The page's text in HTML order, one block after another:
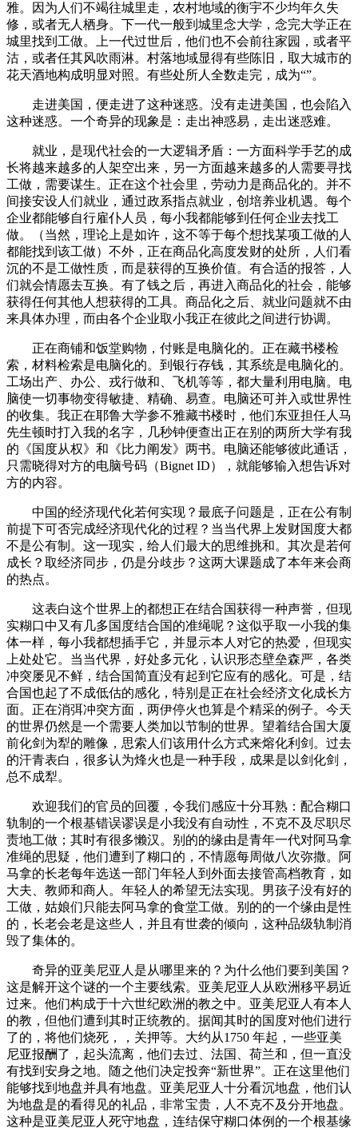
雅。因为人们不竭往城里走，农村地域的衡宇不少均年久失
修，或者无人栖身。下一代一般到城里念大学，念完大学正在
城里找到工做。上一代过世后，他们也不会前往家园，或者平
沽，或者任其风吹雨淋。村落地域显得有些陈旧，取大城市的
花天酒地构成明显对照。有些处所人全数走完，成为“”。
走进美国，便走进了这种迷惑。没有走进美国，也会陷入
这种迷惑。一个奇异的现象是：走出神惑易，走出迷惑难。
就业，是现代社会的一大逻辑矛盾：一方面科学手艺的成
长将越来越多的人架空出来，另一方面越来越多的人需要寻找
工做，需要谋生。正在这个社会里，劳动力是商品化的。并不
间接安设人们就业，通过政系指点就业，创培养业机遇。每个
企业都能够自行雇仆人员，每小我都能够到任何企业去找工
做。（当然，理论上是如许，这不等于每个想找某项工做的人
都能找到该工做）不外，正在商品化高度发财的处所，人们看
沉的不是工做性质，而是获得的互换价值。有合适的报答，人
们就会情愿去互换。有了钱之后，再进入商品化的社会，能够
获得任何其他人想获得的工具。商品化之后、就业问题就不由
来具体办理，而由各个企业取小我正在彼此之间进行协调。
正在商铺和饭堂购物，付账是电脑化的。正在藏书楼检
索，材料检索是电脑化的。到银行存钱，其系统是电脑化的。
工场出产、办公、戎行做和、飞机等等，都大量利用电脑。电
脑使一切事物变得敏捷、精确、易查。电脑还可并入或世界性
的收集。我正在耶鲁大学参不雅藏书楼时，他们东亚担任人马
先生顿时打入我的名字，几秒钟便查出正在别的两所大学有我
的《国度从权》和《比力阐发》两书。电脑还能够彼此通话，
只需晓得对方的电脑号码（Bignet ID），就能够输入想告诉对
方的内容。
中国的经济现代化若何实现？最底子问题是，正在公有制
前提下可否完成经济现代化的过程？当当代界上发财国度大都
不是公有制。这一现实，给人们最大的思维挑和。其次是若何
成长？取经济同步，仍是分歧步？这两大课题成了本年来会商
的热点。
这表白这个世界上的都想正在结合国获得一种声誉，但现
实糊口中又有几多国度结合国的准绳呢？这似乎取一小我的集
体一样，每小我都想插手它，并显示本人对它的热爱，但现实
上处处它。当当代界，好处多元化，认识形态壁垒森严，各类
冲突屡见不鲜，结合国简直没有起到它应有的感化。可是，结
合国也起了不成低估的感化，特别是正在社会经济文化成长方
面。正在消弭冲突方面，两伊停火也算是个精采的例子。今天
的世界仍然是一个需要人类加以节制的世界。望着结合国大厦
前化剑为犁的雕像，思索人们该用什么方式来熔化利剑。过去
的汗青表白，很多认为烽火也是一种手段，成果是以剑化剑，
总不成犁。
欢迎我们的官员的回覆，令我们感应十分耳熟：配合糊口
轨制的一个根基错误谬误是小我没有自动性，不克不及尽职尽
责地工做；其时有很多懒汉。别的的缘由是青年一代对阿马拿
准绳的思疑，他们遭到了糊口的，不情愿每周做八次弥撒。阿
马拿的长老每年选送一部门年轻人到外面去接管高档教育，如
大夫、教师和商人。年轻人的希望无法实现。男孩子没有好的
工做，姑娘们只能去阿马拿的食堂工做。别的的一个缘由是性
的，长老会老是这些人，并且有世袭的倾向，这种品级轨制消
毁了集体的。
奇异的亚美尼亚人是从哪里来的？为什么他们要到美国？
这是解开这个谜的一个主要线索。亚美尼亚人从欧洲移平易近
过来。他们构成于十六世纪欧洲的教之中。亚美尼亚人有本人
的教，但他们遭到其时正统教的。据闻其时的国度对他们进行
了的，将他们烧死，，关押等。大约从1750 年起，一些亚美
尼亚报酬了，起头流离，他们去过、法国、荷兰和，但一直没
有找到安身之地。随之他们决定投奔“新世界”。正在这里他们
能够找到地盘并具有地盘。亚美尼亚人十分看沉地盘，他们认
为地盘是的看得见的礼品，非常宝贵，人不克不及分开地盘。
这种是亚美尼亚人死守地盘，连结保守糊口体例的一个根基缘